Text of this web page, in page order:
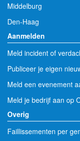
Middelburg
Den-Haag
Aanmelden
Meld incident of
Publiceer je eigen
Meld een evenement
Meld je bedrijf aan op
Overig
Faillissementen per